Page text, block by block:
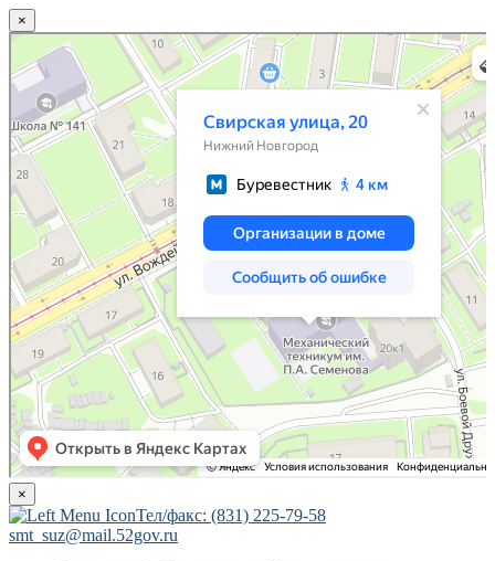
×
Нижний Новгород
Свирская улица, 20 — Яндекс.Карты
×
Тел/факс: (831) 225-79-58
smt_suz@mail.52gov.ru